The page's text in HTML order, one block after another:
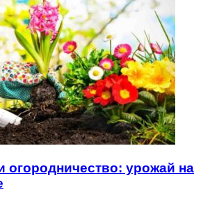
огородничество: урожай на